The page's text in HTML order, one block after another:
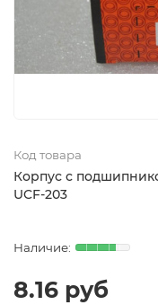
Код товара
Корпус с
UCF-203
8.16 руб